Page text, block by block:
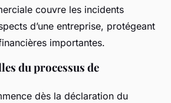
couvre les incidents
d’une entreprise, protégeant
importantes.
du processus de
dès la déclaration du